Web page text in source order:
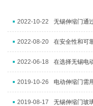
2022-10-22 无锡伸缩门通过
2022-08-20 在安全性和可
2022-06-18 在选择无锡电
2019-10-26 电动伸缩门需
2019-08-17 无锡伸缩门玻